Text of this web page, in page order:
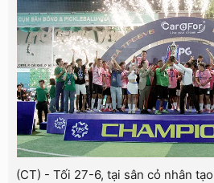
(CT) - Tối 27-6, tại sân cỏ nhân